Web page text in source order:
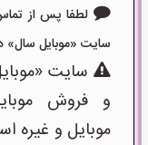
لطفا پس از
سایت «موبایل سال» دیده ام
سایت
و فروش
موبایل و غیره